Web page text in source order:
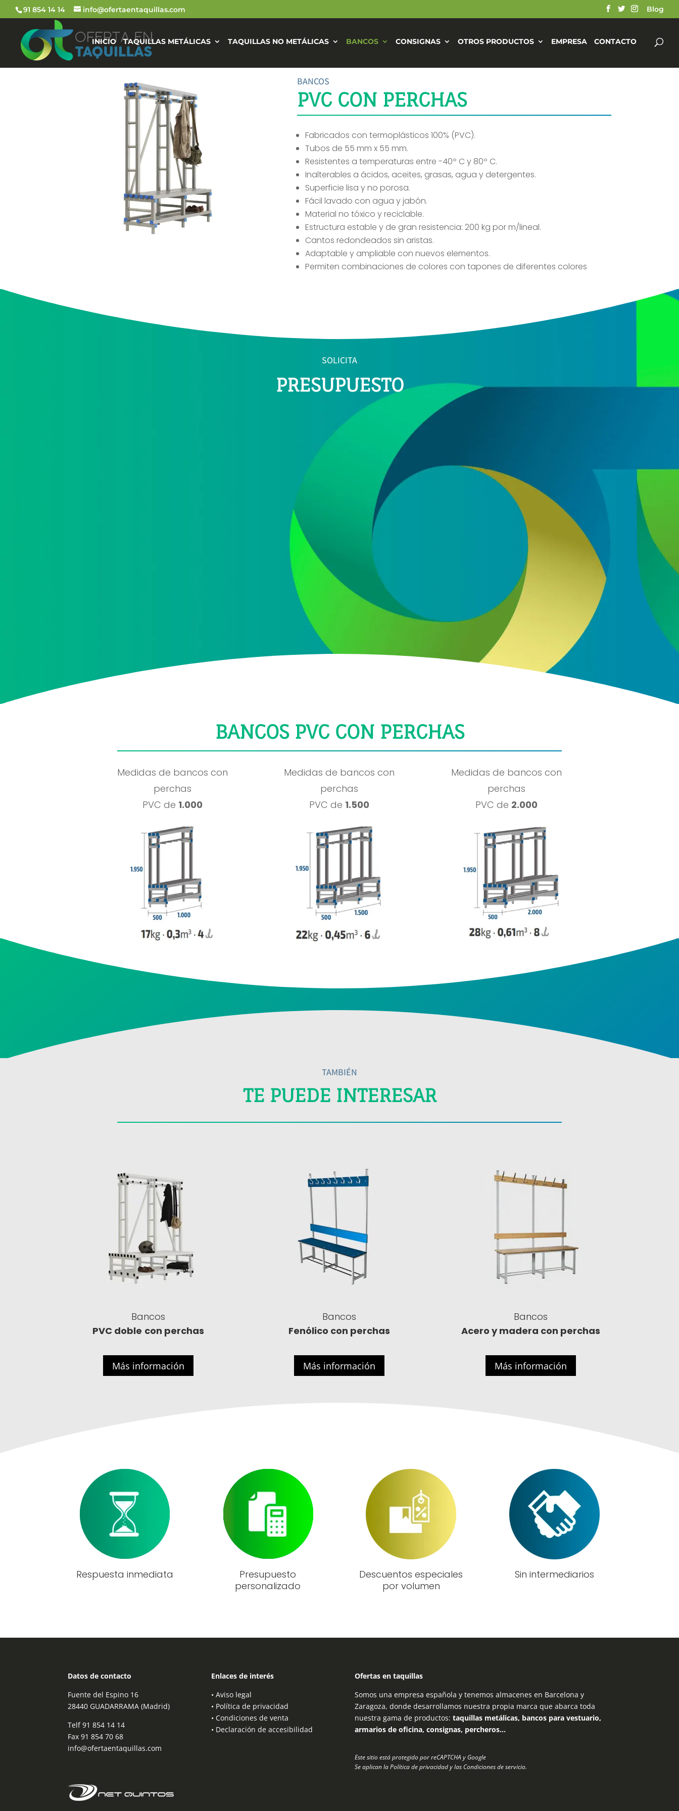
91 854 14 14 info@ofertaentaquillas.com Blog
INICIO TAQUILLAS METÁLICAS TAQUILLAS NO METÁLICAS BANCOS CONSIGNAS OTROS PRODUCTOS EMPRESA CONTACTO
BANCOS
PVC CON PERCHAS
Fabricados con termoplásticos 100% (PVC).
Tubos de 55 mm x 55 mm.
Resistentes a temperaturas entre -40º C y 80º C.
Inalterables a ácidos, aceites, grasas, agua y detergentes.
Superficie lisa y no porosa.
Fácil lavado con agua y jabón.
Material no tóxico y reciclable.
Estructura estable y de gran resistencia: 200 kg por m/lineal.
Cantos redondeados sin aristas.
Adaptable y ampliable con nuevos elementos.
Permiten combinaciones de colores con tapones de diferentes colores
SOLICITA
PRESUPUESTO
Acepto recibir información comercial sobre las ofertas y promociones de nuestra empresa (NET QUINTOS, S.L.) relacionadas con nuestro sector en base a nuestra
política de
ENVIAR
BANCOS PVC CON PERCHAS
Medidas de bancos con
perchas
PVC de 1.000
Medidas de bancos con
perchas
PVC de 1.500
Medidas de bancos con
perchas
PVC de 2.000
TAMBIÉN
TE PUEDE INTERESAR
Bancos
PVC doble con perchas
Más información
Bancos
Fenólico con perchas
Más información
Bancos
Acero y madera con perchas
Más información
Respuesta inmediata
Presupuesto
personalizado
Descuentos especiales
por volumen
Sin intermediarios
Datos de contacto
Fuente del Espino 16
28440 GUADARRAMA (Madrid)
Telf91 854 14 14
Fax 91 854 70 68
info@ofertaentaquillas.com
Enlaces de interés
• Aviso legal
• Política de privacidad
• Condiciones de venta
• Declaración de accesibilidad
Ofertas en taquillas
Somos una empresa española y tenemos almacenes en Barcelona y
Zaragoza, donde desarrollamos nuestra propia marca que abarca toda
nuestra gama de productos: taquillas metálicas, bancos para vestuario,
armarios de oficina, consignas, percheros…
Este sitio está protegido por reCAPTCHA y Google
Se aplican laPolítica de privacidady las Condiciones de servicio.